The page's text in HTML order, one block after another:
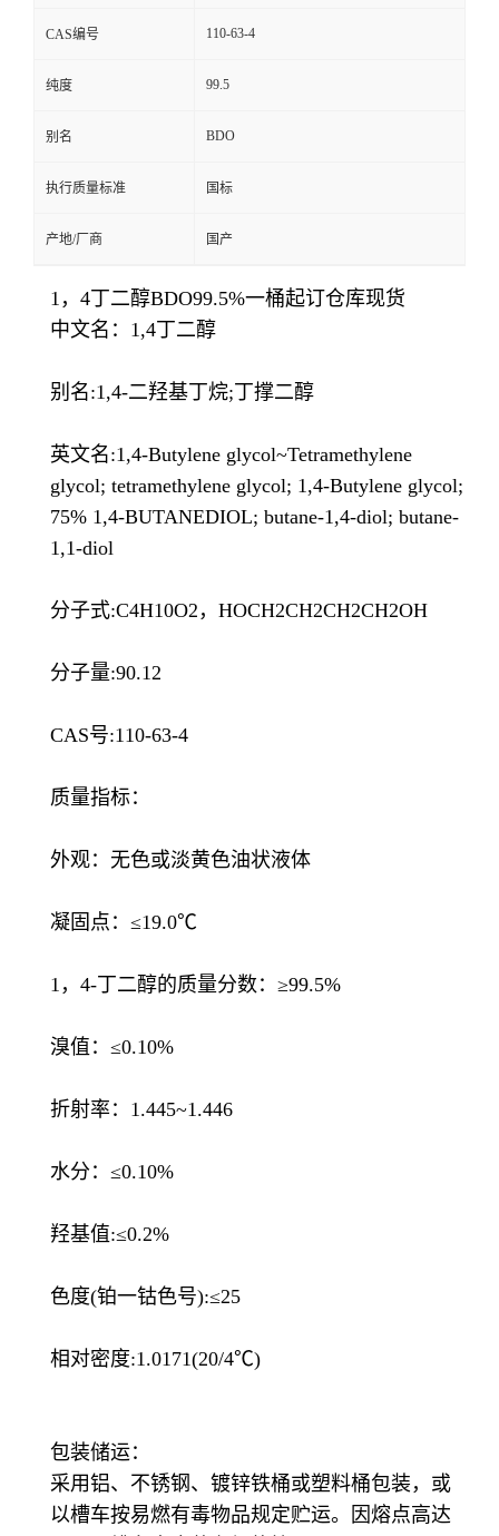
CAS编号 110-63-4
纯度 99.5
别名 BDO
执行质量标准 国标
产地/厂商 国产
1，4丁二醇BDO99.5%一桶起订仓库现货
中文名：1,4丁二醇
别名:1,4-二羟基丁烷;丁撑二醇
英文名:1,4-Butylene glycol~Tetramethylene
glycol; tetramethylene glycol; 1,4-Butylene glycol;
75% 1,4-BUTANEDIOL; butane-1,4-diol; butane-
1,1-diol
分子式:C4H10O2，HOCH2CH2CH2CH2OH
分子量:90.12
CAS号:110-63-4
质量指标：
外观：无色或淡黄色油状液体
凝固点：≤19.0℃
1，4-丁二醇的质量分数：≥99.5%
溴值：≤0.10%
折射率：1.445~1.446
水分：≤0.10%
羟基值:≤0.2%
色度(铂一钴色号):≤25
相对密度:1.0171(20/4℃)
包装储运：
采用铝、不锈钢、镀锌铁桶或塑料桶包装，或
以槽车按易燃有毒物品规定贮运。因熔点高达